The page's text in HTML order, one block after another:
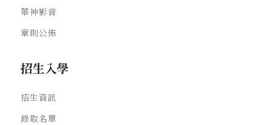
華神影音
章則公佈
招生入學
招生資訊
錄取名單